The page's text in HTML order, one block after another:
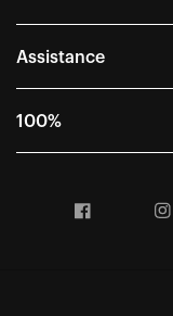
Assistance
Foire aux questions
Conditions générales
100%
Informations sur